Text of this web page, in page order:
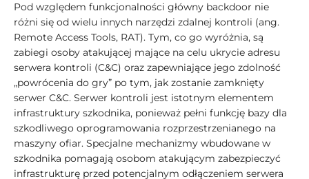
Pod względem funkcjonalności główny backdoor nie
różni się od wielu innych narzędzi zdalnej kontroli (ang.
Remote Access Tools, RAT). Tym, co go wyróżnia, są
zabiegi osoby atakującej mające na celu ukrycie adresu
serwera kontroli (C&C) oraz zapewniające jego zdolność
„powrócenia do gry” po tym, jak zostanie zamknięty
serwer C&C. Serwer kontroli jest istotnym elementem
infrastruktury szkodnika, ponieważ pełni funkcję bazy dla
szkodliwego oprogramowania rozprzestrzenianego na
maszyny ofiar. Specjalne mechanizmy wbudowane w
szkodnika pomagają osobom atakującym zabezpieczyć
infrastrukturę przed potencjalnym odłączeniem serwera